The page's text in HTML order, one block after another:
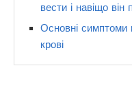
вести і навіщо він
Основні симптоми
крові